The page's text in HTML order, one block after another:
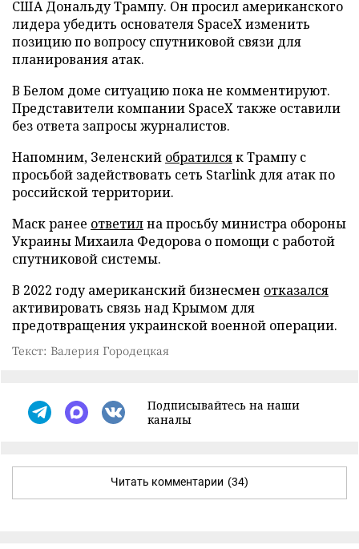
США Дональду Трампу. Он просил американского
лидера убедить основателя SpaceX изменить
позицию по вопросу спутниковой связи для
планирования атак.
В Белом доме ситуацию пока не комментируют.
Представители компании SpaceX также оставили
без ответа запросы журналистов.
Напомним, Зеленский обратилсяк Трампу с
просьбой задействовать сеть Starlink для атак по
российской территории.
Маск ранее ответилна просьбу министра обороны
Украины Михаила Федорова о помощи с работой
спутниковой системы.
В 2022 году американский бизнесмен отказался
активировать связь над Крымом для
предотвращения украинской военной операции.
Текст: Валерия Городецкая
Подписывайтесь на наши
каналы
Читать комментарии (34)